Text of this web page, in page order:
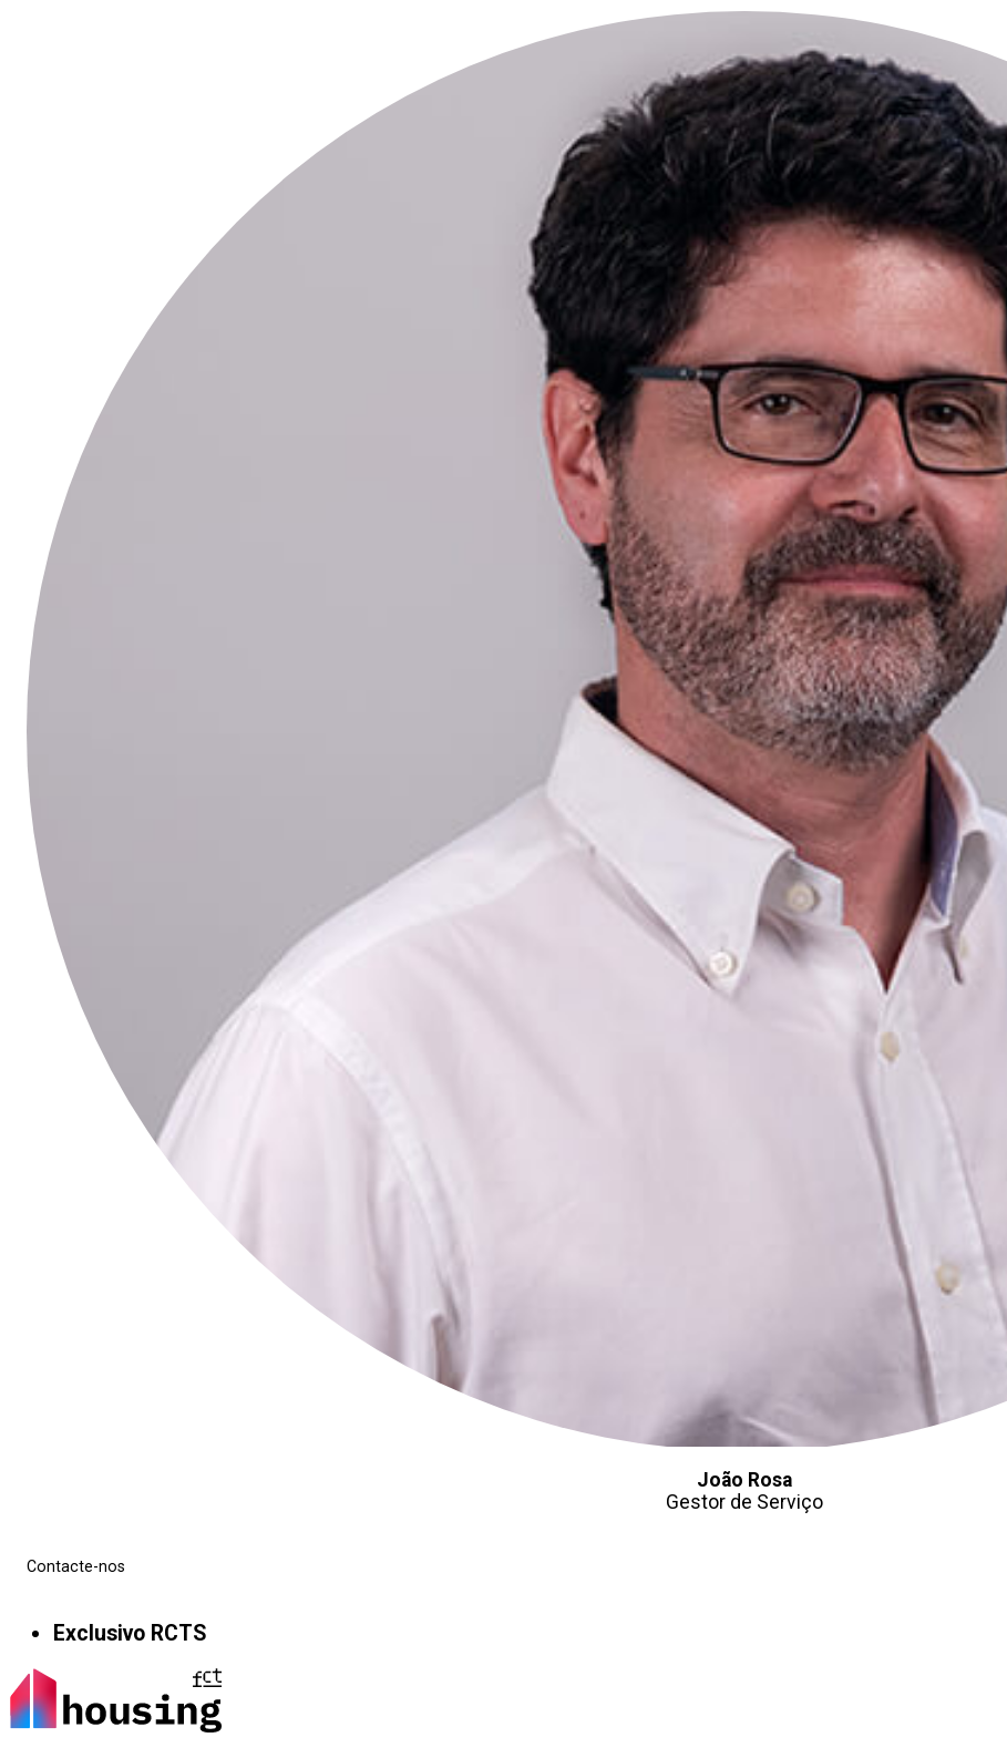
João Rosa
Gestor de Serviço
Contacte-nos
Exclusivo RCTS